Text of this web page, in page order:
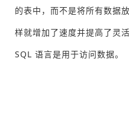
的表中，而不是将所有数据
样就增加了速度并提高了灵
SQL 语言是用于访问数据。